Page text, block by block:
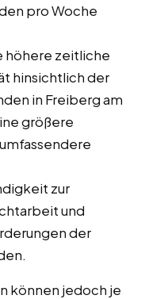
pro Woche
höhere zeitliche
hinsichtlich der
in Freiberg am
größere
zur
und
der
können jedoch je